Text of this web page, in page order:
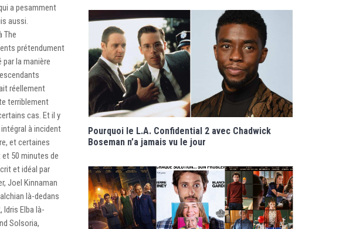
a pesamment
aussi.
The
prétendument
par la manière
réellement
terriblement
cas. Et il y
à incident
et certaines
50 minutes de
et idéal par
Joel Kinnaman
là-dedans
Idris Elba là-
Solsoria,
Pourquoi le L.A. Confidential 2 avec Chadwick
Boseman n’a jamais vu le jour